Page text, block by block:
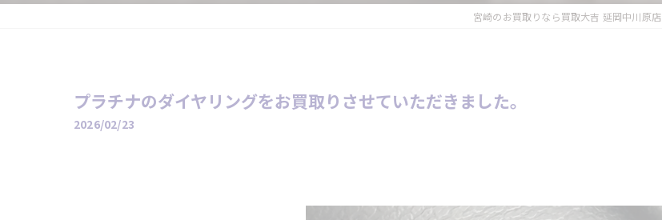
宮崎のお買取りなら買取大吉 延岡中川原店
プラチナのダイヤリングをお買取りさせていただきました。
2026/02/23